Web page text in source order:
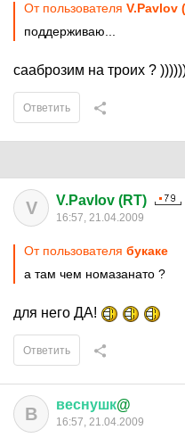
От пользователя V.Pavlov
поддерживаю...
сааброзим на троих ?
Ответить
V V.Pavlov (RT)
16:57, 21.04.2009
От пользователя букаке
а там чем номазанато ?
для него ДА!
Ответить
В веснушк@
16:57, 21.04.2009